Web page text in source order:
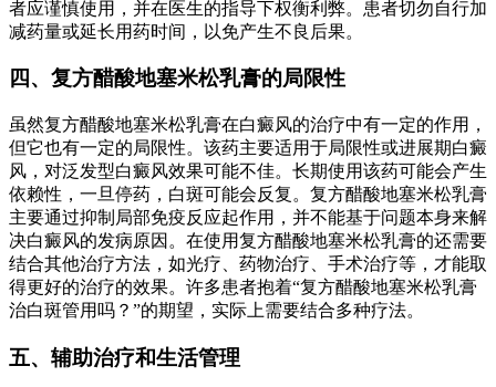
者应谨慎使用，并在医生的指导下权衡利弊。患者切勿自行加
减药量或延长用药时间，以免产生不良后果。
四、复方醋酸地塞米松乳膏的局限性
虽然复方醋酸地塞米松乳膏在白癜风的治疗中有一定的作用，
但它也有一定的局限性。该药主要适用于局限性或进展期白癜
风，对泛发型白癜风效果可能不佳。长期使用该药可能会产生
依赖性，一旦停药，白斑可能会反复。复方醋酸地塞米松乳膏
主要通过抑制局部免疫反应起作用，并不能基于问题本身来解
决白癜风的发病原因。在使用复方醋酸地塞米松乳膏的还需要
结合其他治疗方法，如光疗、药物治疗、手术治疗等，才能取
得更好的治疗的效果。许多患者抱着“复方醋酸地塞米松乳膏
治白斑管用吗？”的期望，实际上需要结合多种疗法。
五、辅助治疗和生活管理